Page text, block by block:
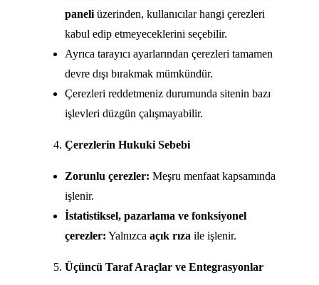
paneli üzerinden, kullanıcılar hangi çerezleri
kabul edip etmeyeceklerini seçebilir.
Ayrıca tarayıcı ayarlarından çerezleri tamamen
devre dışı bırakmak mümkündür.
Çerezleri reddetmeniz durumunda sitenin bazı
işlevleri düzgün çalışmayabilir.
Çerezlerin Hukuki Sebebi
Zorunlu çerezler: Meşru menfaat kapsamında
işlenir.
İstatistiksel, pazarlama ve fonksiyonel
çerezler: Yalnızcaaçık rıza ile işlenir.
Üçüncü Taraf Araçlar ve Entegrasyonlar